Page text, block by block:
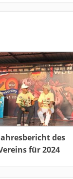
des
für 2024